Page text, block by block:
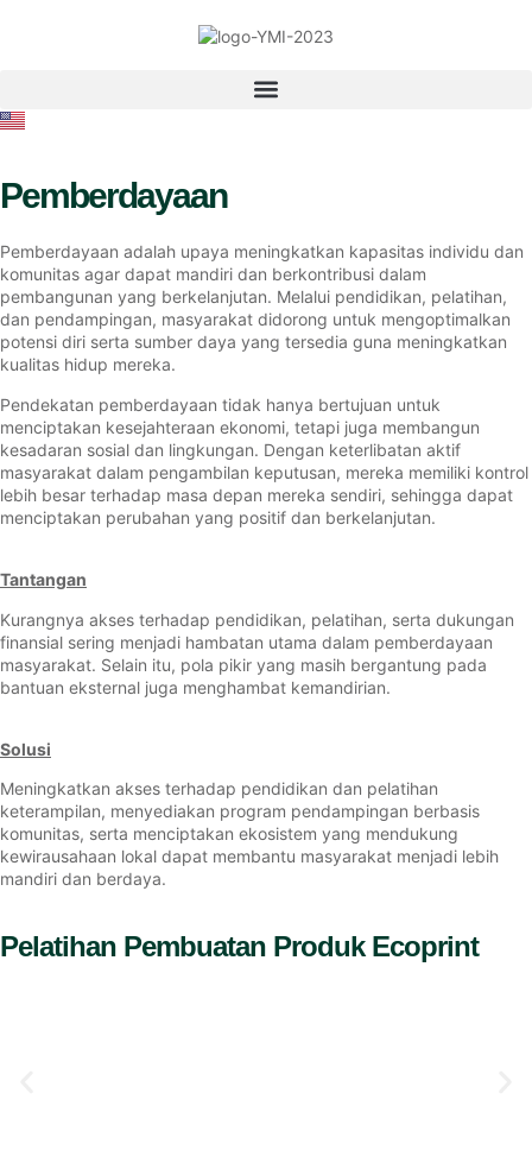
Pemberdayaan
Pemberdayaan adalah upaya meningkatkan kapasitas individu dan
komunitas agar dapat mandiri dan berkontribusi dalam
pembangunan yang berkelanjutan. Melalui pendidikan, pelatihan,
dan pendampingan, masyarakat didorong untuk mengoptimalkan
potensi diri serta sumber daya yang tersedia guna meningkatkan
kualitas hidup mereka.
Pendekatan pemberdayaan tidak hanya bertujuan untuk
menciptakan kesejahteraan ekonomi, tetapi juga membangun
kesadaran sosial dan lingkungan. Dengan keterlibatan aktif
masyarakat dalam pengambilan keputusan, mereka memiliki kontrol
lebih besar terhadap masa depan mereka sendiri, sehingga dapat
menciptakan perubahan yang positif dan berkelanjutan.
Tantangan
Kurangnya akses terhadap pendidikan, pelatihan, serta dukungan
finansial sering menjadi hambatan utama dalam pemberdayaan
masyarakat. Selain itu, pola pikir yang masih bergantung pada
bantuan eksternal juga menghambat kemandirian.
Solusi
Meningkatkan akses terhadap pendidikan dan pelatihan
keterampilan, menyediakan program pendampingan berbasis
komunitas, serta menciptakan ekosistem yang mendukung
kewirausahaan lokal dapat membantu masyarakat menjadi lebih
mandiri dan berdaya.
Pelatihan Pembuatan Produk Ecoprint